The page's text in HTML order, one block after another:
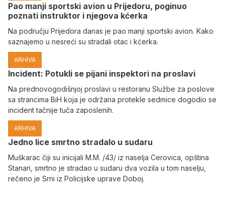
Pao manji sportski avion u Prijedoru, poginuo
poznati instruktor i njegova kćerka
Na području Prijedora danas je pao manji sportski avion. Kako
saznajemo u nesreći su stradali otac i kćerka.
ARHIVA
Incident: Potukli se pijani inspektori na proslavi
Na prednovogodišnjoj proslavi u restoranu Službe za poslove
sa strancima BiH koja je održana protekle sedmice dogodio se
incident tačnije tuča zaposlenih.
ARHIVA
Јedno lice smrtno stradalo u sudaru
Muškarac čiji su inicijali M.M. /43/ iz naselja Cerovica, opština
Stanari, smrtno je stradao u sudaru dva vozila u tom naselju,
rečeno je Srni iz Policijske uprave Doboj.